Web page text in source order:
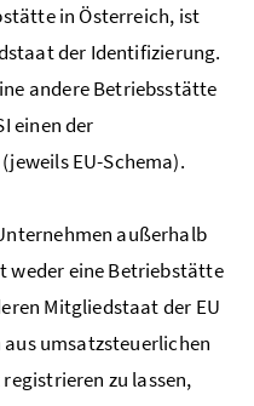
in Österreich, ist
der Identifizierung.
andere Betriebsstätte
einen der
EU-Schema).
außerhalb
weder eine Betriebstätte
Mitgliedstaat der EU
umsatzsteuerlichen
zu lassen,